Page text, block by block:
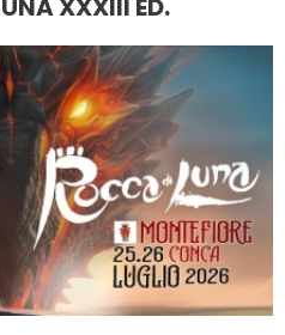
XXXIII ED.